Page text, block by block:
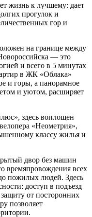
жизнь к лучшему: дает
прогулок и
гор и
на границе между
— это
и всего в 5 минутах
в ЖК «Облака»
и горы, а панорамное
и уютом, расширяет
здесь воплощен
«Неометрия»,
классу жилья и
двор без машин
времяпровождения всех
пожилых людей. Здесь
доступ в подъезд
от посторонних
позволяет